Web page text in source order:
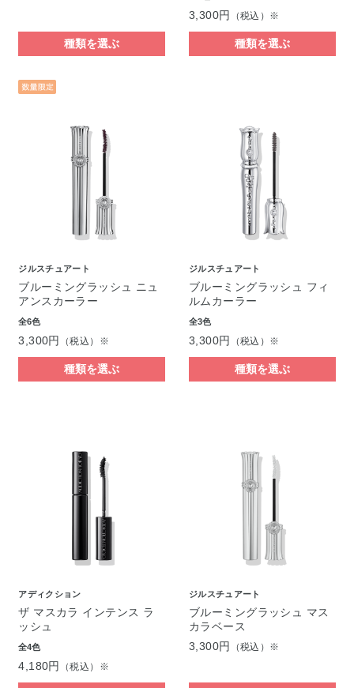
種類を選ぶ
3,300円 （税込）※
種類を選ぶ
ジルスチュアート
ブルーミングラッシュ ニュ
アンスカーラー
全6色
3,300円 （税込）※
種類を選ぶ
ジルスチュアート
ブルーミングラッシュ フィ
ルムカーラー
全3色
3,300円 （税込）※
種類を選ぶ
アディクション
ザ マスカラ インテンス ラ
ッシュ
全4色
4,180円 （税込）※
ジルスチュアート
ブルーミングラッシュ マス
カラベース
3,300円
（税込）※